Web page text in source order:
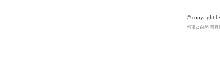
© copyright
料理と自然 写真